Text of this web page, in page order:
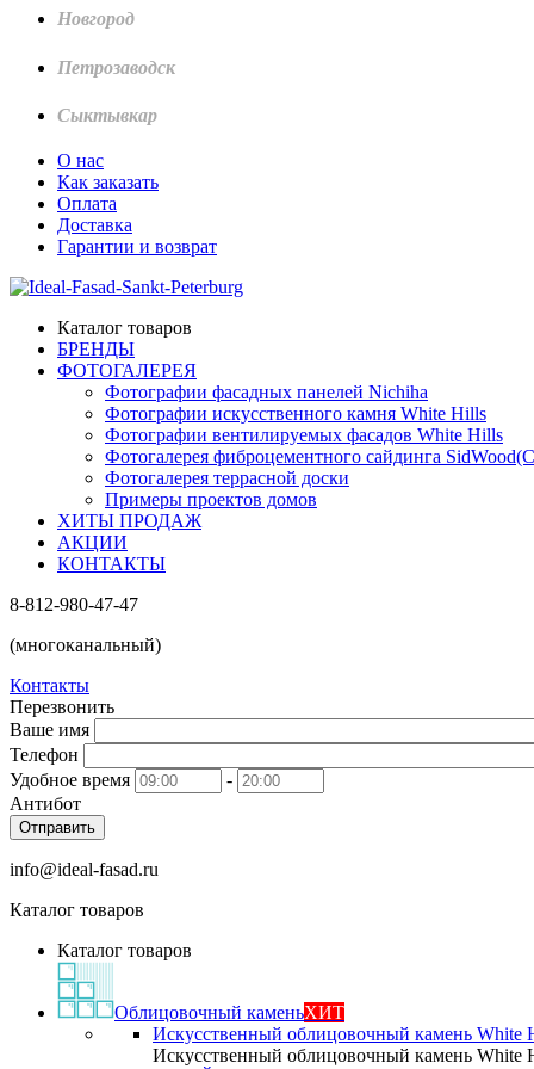
Новгород
Петрозаводск
Сыктывкар
О нас
Как заказать
Оплата
Доставка
Гарантии и возврат
Каталог товаров
БРЕНДЫ
ФОТОГАЛЕРЕЯ
Фотографии фасадных панелей Nichiha
Фотографии искусственного камня White Hills
Фотографии вентилируемых фасадов White Hills
Фотогалерея фиброцементного сайдинга
Фотогалерея террасной доски
Примеры проектов домов
ХИТЫ ПРОДАЖ
АКЦИИ
КОНТАКТЫ
8-812-980-47-47
(многоканальный)
Контакты
Перезвонить
Ваше имя
Телефон
Удобное время
-
Антибот
Отправить
info@ideal-fasad.ru
Каталог товаров
Каталог товаров
Облицовочный каменьХИТ
Искусственный облицовочный камень White
Искусственный облицовочный камень White